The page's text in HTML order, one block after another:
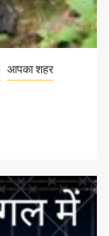
आपका शहर